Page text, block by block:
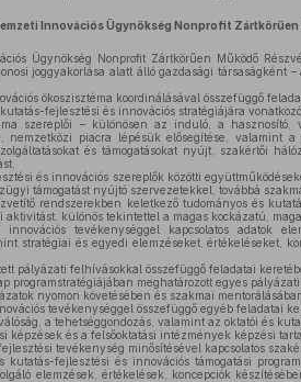
Innovációs Ügynökség Nonprofit
Ügynökség Nonprofit Zártkörűen Működő
joggyakorlása alatt álló gazdasági társaságként
ökoszisztéma koordinálásával összefüggő
fejlesztési és innovációs stratégiájára
szereplői – különösen az induló, a
nemzetközi piacra lépésük elősegítése, valamint
és támogatásokat nyújt, szakértői
és innovációs szereplők közötti
támogatást nyújtó szervezetekkel, továbbá
rendszerekben keletkező tudományos és
aktivitást, különös tekintettel a magas kockázatú,
tevékenységgel kapcsolatos adatok
stratégiai és egyedi elemzéseket, értékeléseket,
pályázati felhívásokkal összefüggő feladatai
programstratégiájában meghatározott egyes
nyomon követésében és szakmai
tevékenységgel összefüggő egyéb feladatai
a tehetséggondozás, valamint az oktatói és
képzések és a felsőoktatási intézmények képzési
tevékenység minősítésével kapcsolatos
kutatás-fejlesztési és innovációs támogatási
elemzések, értékelések, koncepciók